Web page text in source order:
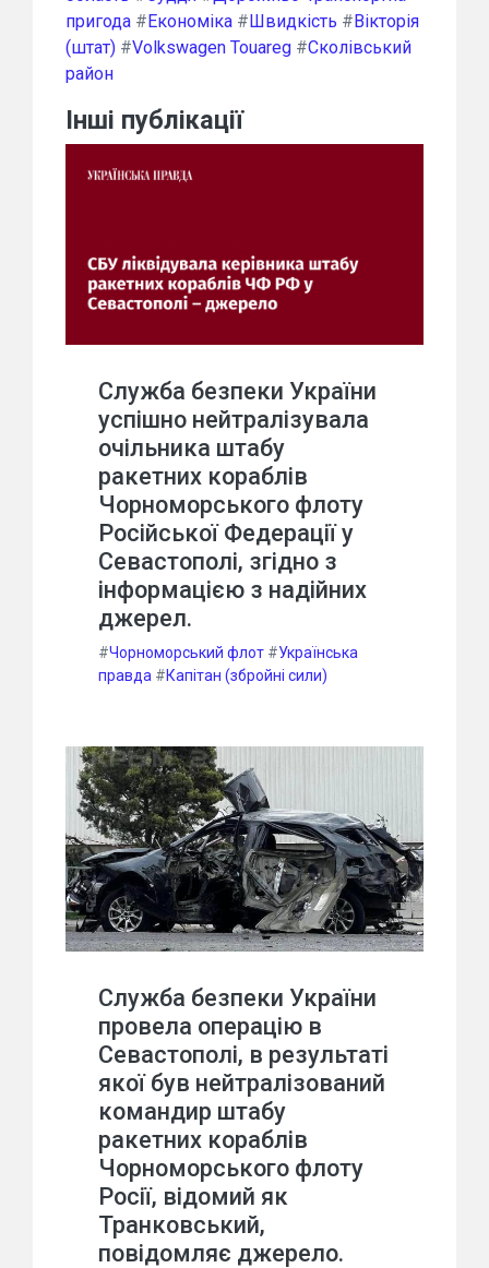
пригода #Економіка #Швидкість #Вікторія
(штат) #Volkswagen Touareg #Сколівський
район
Інші публікації
Служба безпеки України
успішно нейтралізувала
очільника штабу
ракетних кораблів
Чорноморського флоту
Російської Федерації у
Севастополі, згідно з
інформацією з надійних
джерел.
#Чорноморський флот #Українська
правда #Капітан (збройні сили)
Служба безпеки України
провела операцію в
Севастополі, в результаті
якої був нейтралізований
командир штабу
ракетних кораблів
Чорноморського флоту
Росії, відомий як
Транковський,
повідомляє джерело.